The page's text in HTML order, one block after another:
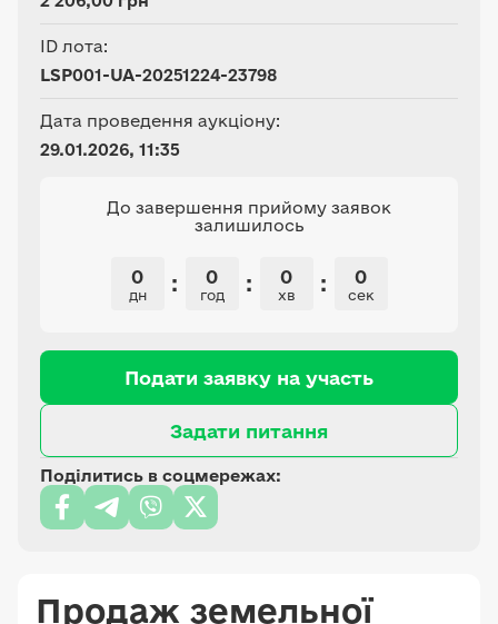
ID лота:
LSP001-UA-20251224-23798
Дата проведення аукціону:
29.01.2026, 11:35
До завершення прийому заявок
залишилось
0
дн : 0
год : 0
хв : 0
сек
Подати заявку на участь
Задати питання
Поділитись в соцмережах:
Продаж земельної